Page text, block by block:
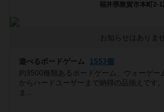
福井県敦賀市本町2-
お知らせはありませ
遊べるボードゲーム
1553個
約3500種類あるボードゲーム、ウォーゲー
からハードユーザーまで納得の品揃えです
ま...